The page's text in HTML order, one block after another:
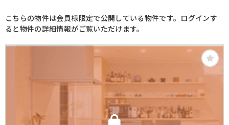
こちらの物件は会員様限定で公開している物件です。ログインす
ると物件の詳細情報がご覧いただけます。